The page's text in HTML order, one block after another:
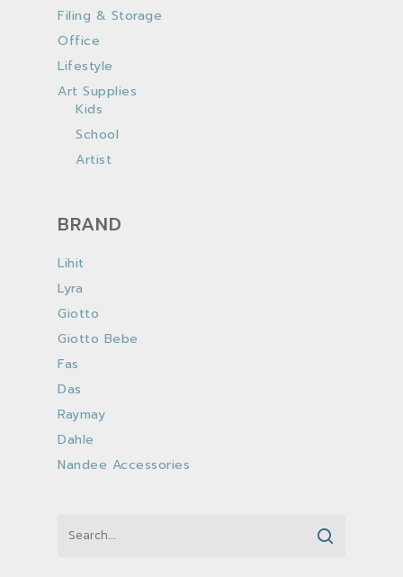
Filing & Storage
Office
Lifestyle
Art Supplies
Kids
School
Artist
BRAND
Lihit
Lyra
Giotto
Giotto Bebe
Fas
Das
Raymay
Dahle
Nandee Accessories